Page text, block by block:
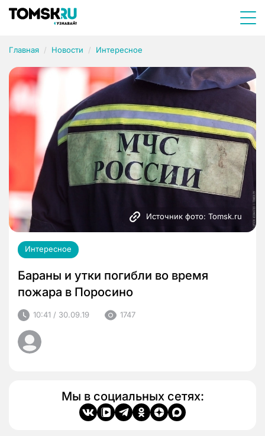
Главная Новости Интересное
Источник фото: Tomsk.ru
Интересное
Бараны и утки погибли во время
пожара в Поросино
10:41 / 30.09.19 1747
Мы в социальных сетях: